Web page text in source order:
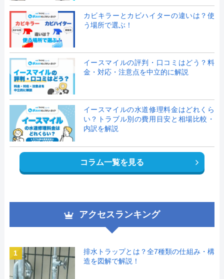
カビキラーとカビハイターの違いは？使
う場所で選ぶ！
イースマイルの評判・口コミはどう？料
金・対応・注意点を中立的に解説
イースマイルの水道修理料金はどれくら
い？トラブル別の費用目安と相場比較・
内訳を解説
コラム一覧を見る
アクセスランキング
1
排水トラップとは？全7種類の仕組み・構
造を図解で解説！